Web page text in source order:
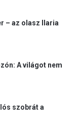
– az olasz Ilaria
A világot nem
szobrát a